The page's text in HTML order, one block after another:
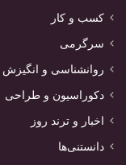
کسب و کار
سرگرمی
روانشناسی و انگیزش
دکوراسیون و طراحی
اخبار و ترند روز
دانستنی‌ها